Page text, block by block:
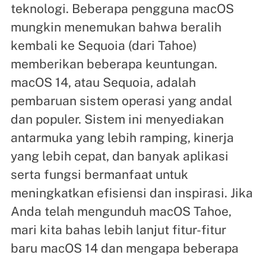
teknologi. Beberapa pengguna macOS
mungkin menemukan bahwa beralih
kembali ke Sequoia (dari Tahoe)
memberikan beberapa keuntungan.
macOS 14, atau Sequoia, adalah
pembaruan sistem operasi yang andal
dan populer. Sistem ini menyediakan
antarmuka yang lebih ramping, kinerja
yang lebih cepat, dan banyak aplikasi
serta fungsi bermanfaat untuk
meningkatkan efisiensi dan inspirasi. Jika
Anda telah mengunduh macOS Tahoe,
mari kita bahas lebih lanjut fitur-fitur
baru macOS 14 dan mengapa beberapa